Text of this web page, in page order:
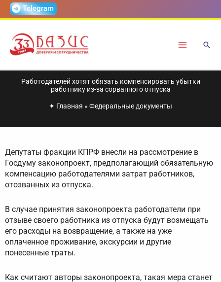
ПерейтиTelegram
Работодателей хотят обязать компенсировать убытки
работнику из-за сорванного отпуска
✦ Главная » Федеральные документы
Депутаты фракции КПРФ внесли на рассмотрение в
Госдуму законопроект, предполагающий обязательную
компенсацию работодателями затрат работников,
отозванных из отпуска.
В случае принятия законопроекта работодатели при
отзыве своего работника из отпуска будут возмещать
его расходы на возвращение, а также на уже
оплаченное проживание, экскурсии и другие
понесенные траты.
Как считают авторы законопроекта, такая мера станет